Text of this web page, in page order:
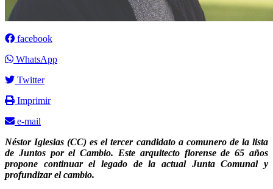
facebook
WhatsApp
Twitter
Imprimir
e-mail
Néstor Iglesias (CC) es el tercer candidato a comunero de la lista
de Juntos por el Cambio. Este arquitecto florense de 65 años
propone continuar el legado de la actual Junta Comunal y
profundizar el cambio.